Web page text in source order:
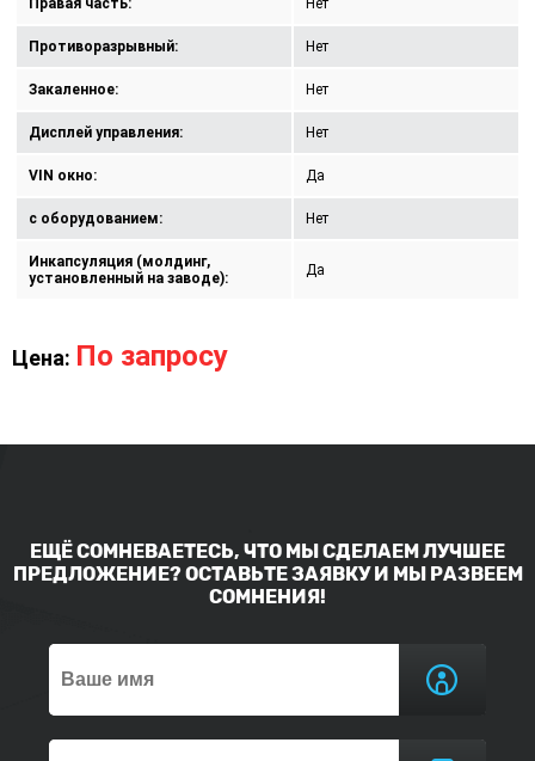
Правая часть: Нет
Противоразрывный: Нет
Закаленное: Нет
Дисплей управления: Нет
VIN окно: Да
с оборудованием: Нет
Инкапсуляция (молдинг,
установленный на заводе):
Да
Цена: По запросу
ЕЩЁ СОМНЕВАЕТЕСЬ, ЧТО МЫ СДЕЛАЕМ ЛУЧШЕЕ
ПРЕДЛОЖЕНИЕ? ОСТАВЬТЕ ЗАЯВКУ И МЫ РАЗВЕЕМ
СОМНЕНИЯ!